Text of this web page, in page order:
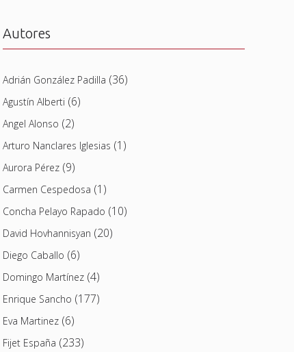
Autores
Adrián González Padilla (36)
Agustín Alberti (6)
Angel Alonso (2)
Arturo Nanclares Iglesias (1)
Aurora Pérez(9)
Carmen Cespedosa (1)
Concha Pelayo Rapado (10)
David Hovhannisyan (20)
Diego Caballo (6)
Domingo Martínez(4)
Enrique Sancho (177)
Eva Martinez(6)
Fijet España (233)